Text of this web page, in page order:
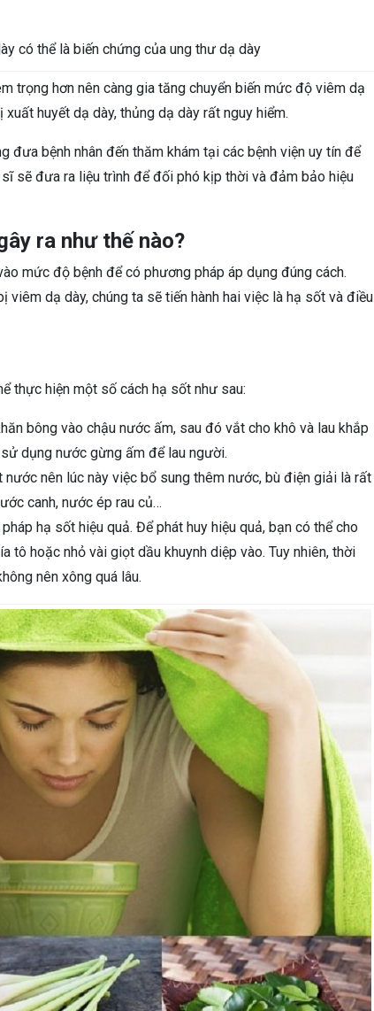
có thể là biến chứng của ung thư dạ dày
trọng hơn nên càng gia tăng chuyển biến mức độ viêm dạ
huyết dạ dày, thủng dạ dày rất nguy hiểm.
đưa bệnh nhân đến thăm khám tại các bệnh viện uy tín để
sẽ đưa ra liệu trình để đối phó kịp thời và đảm bảo hiệu
ra như thế nào?
mức độ bệnh để có phương pháp áp dụng đúng cách.
dạ dày, chúng ta sẽ tiến hành hai việc là hạ sốt và điều
thực hiện một số cách hạ sốt như sau:
bông vào chậu nước ấm, sau đó vắt cho khô và lau khắp
dụng nước gừng ấm để lau người.
nên lúc này việc bổ sung thêm nước, bù điện giải là rất
canh, nước ép rau củ…
hạ sốt hiệu quả. Để phát huy hiệu quả, bạn có thể cho
tô hoặc nhỏ vài giọt dầu khuynh diệp vào. Tuy nhiên, thời
nên xông quá lâu.